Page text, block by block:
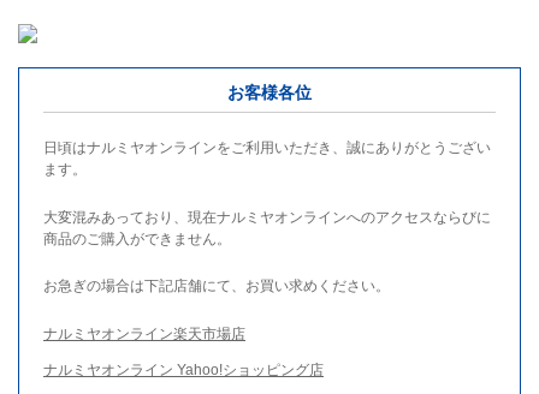
お客様各位
日頃はナルミヤオンラインをご利用いただき、誠にありがとうござい
ます。
大変混みあっており、現在ナルミヤオンラインへのアクセスならびに
商品のご購入ができません。
お急ぎの場合は下記店舗にて、お買い求めください。
ナルミヤオンライン楽天市場店
ナルミヤオンライン Yahoo!ショッピング店